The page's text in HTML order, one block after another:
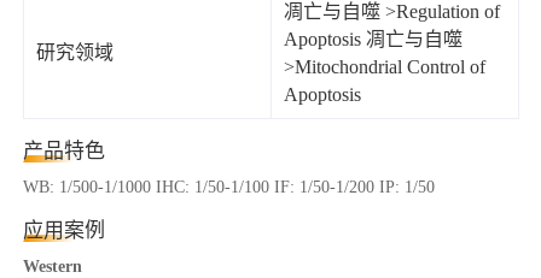
研究领域
凋亡与自噬 >Regulation of
Apoptosis 凋亡与自噬
>Mitochondrial Control of
Apoptosis
产品特色
WB: 1/500-1/1000 IHC: 1/50-1/100 IF: 1/50-1/200 IP: 1/50
应用案例
Western